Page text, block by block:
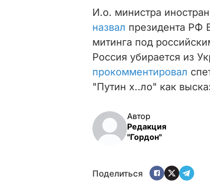
И.о. министра
назвал президента РФ
митинга под
Россия убирается из
прокомментировал
"Путин х..ло" как
Автор
Редакция
"Гордон"
Поделиться